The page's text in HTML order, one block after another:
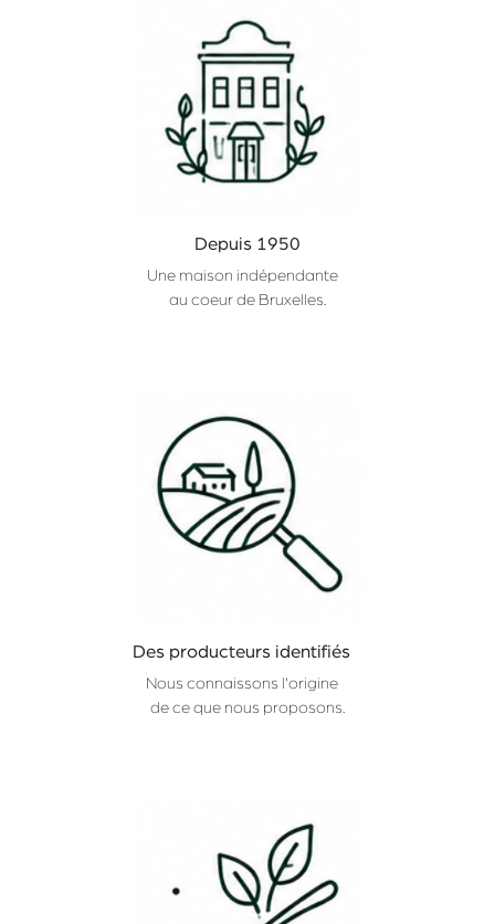
Depuis 1950
Une maison indépendante
au coeur de Bruxelles.
Des producteurs identifiés
Nous connaissons l'origine
de ce que nous proposons.